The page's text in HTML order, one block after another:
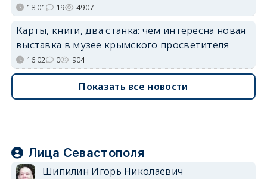
18:01 19 4907
Карты, книги, два станка: чем интересна новая
выставка в музее крымского просветителя
16:02 0 904
Показать все новости
Лица Севастополя
Шипилин Игорь Николаевич